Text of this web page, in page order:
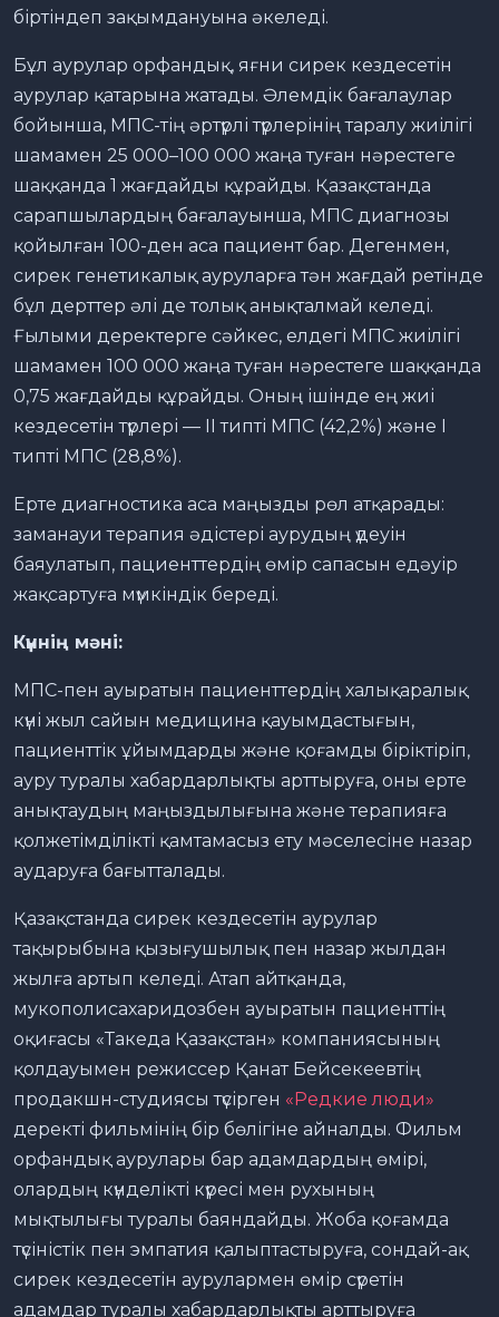
біртіндеп зақымдануына әкеледі.
Бұл аурулар орфандық, яғни сирек кездесетін
аурулар қатарына жатады. Әлемдік бағалаулар
бойынша, МПС-тің әртүрлі түрлерінің таралу жиілігі
шамамен 25 000–100 000 жаңа туған нәрестеге
шаққанда 1 жағдайды құрайды. Қазақстанда
сарапшылардың бағалауынша, МПС диагнозы
қойылған 100-ден аса пациент бар. Дегенмен,
сирек генетикалық ауруларға тән жағдай ретінде
бұл дерттер әлі де толық анықталмай келеді.
Ғылыми деректерге сәйкес, елдегі МПС жиілігі
шамамен 100 000 жаңа туған нәрестеге шаққанда
0,75 жағдайды құрайды. Оның ішінде ең жиі
кездесетін түрлері — II типті МПС (42,2%) және I
типті МПС (28,8%).
Ерте диагностика аса маңызды рөл атқарады:
заманауи терапия әдістері аурудың үдеуін
баяулатып, пациенттердің өмір сапасын едәуір
жақсартуға мүмкіндік береді.
Күннің мәні:
МПС-пен ауыратын пациенттердің халықаралық
күні жыл сайын медицина қауымдастығын,
пациенттік ұйымдарды және қоғамды біріктіріп,
ауру туралы хабардарлықты арттыруға, оны ерте
анықтаудың маңыздылығына және терапияға
қолжетімділікті қамтамасыз ету мәселесіне назар
аударуға бағытталады.
Қазақстанда сирек кездесетін аурулар
тақырыбына қызығушылық пен назар жылдан
жылға артып келеді. Атап айтқанда,
мукополисахаридозбен ауыратын пациенттің
оқиғасы «Такеда Қазақстан» компаниясының
қолдауымен режиссер Қанат Бейсекеевтің
продакшн-студиясы түсірген «Редкие люди»
деректі фильмінің бір бөлігіне айналды. Фильм
орфандық аурулары бар адамдардың өмірі,
олардың күнделікті күресі мен рухының
мықтылығы туралы баяндайды. Жоба қоғамда
түсіністік пен эмпатия қалыптастыруға, сондай-ақ
сирек кездесетін аурулармен өмір сүретін
адамдар туралы хабардарлықты арттыруға